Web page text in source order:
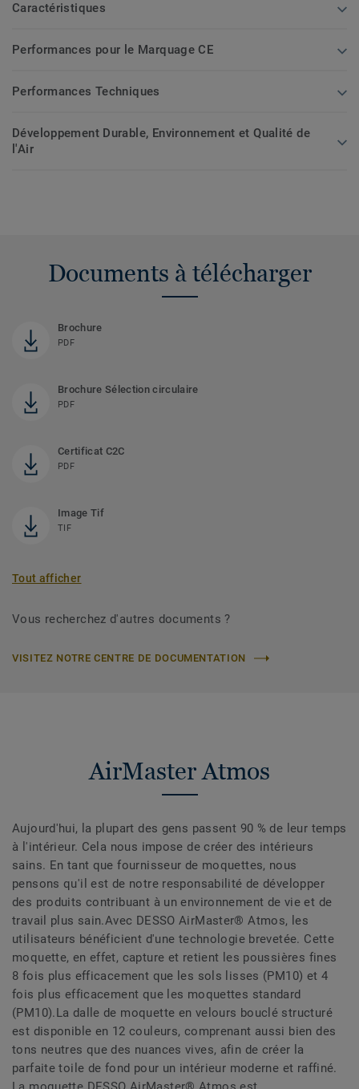
Caractéristiques
Performances pour le Marquage CE
Performances Techniques
Développement Durable, Environnement et Qualité de
l'Air
Documents à télécharger
Brochure
PDF
Brochure Sélection circulaire
PDF
Certificat C2C
PDF
Image Tif
TIF
Tout afficher
Vous recherchez d'autres documents ?
VISITEZ NOTRE CENTRE DE DOCUMENTATION
AirMaster Atmos
Aujourd'hui, la plupart des gens passent 90 % de leur temps
à l'intérieur. Cela nous impose de créer des intérieurs
sains. En tant que fournisseur de moquettes, nous
pensons qu'il est de notre responsabilité de développer
des produits contribuant à un environnement de vie et de
travail plus sain.Avec DESSO AirMaster® Atmos, les
utilisateurs bénéficient d'une technologie brevetée. Cette
moquette, en effet, capture et retient les poussières fines
8 fois plus efficacement que les sols lisses (PM10) et 4
fois plus efficacement que les moquettes standard
(PM10).La dalle de moquette en velours bouclé structuré
est disponible en 12 couleurs, comprenant aussi bien des
tons neutres que des nuances vives, afin de créer la
parfaite toile de fond pour un intérieur moderne et raffiné.